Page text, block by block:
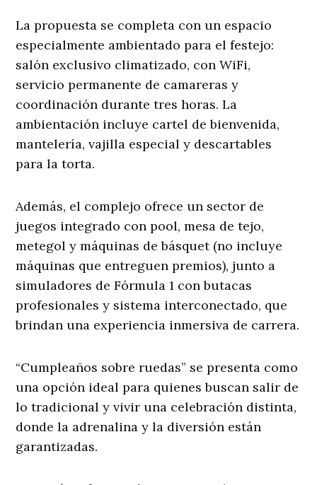
La propuesta se completa con un espacio
especialmente ambientado para el festejo:
salón exclusivo climatizado, con WiFi,
servicio permanente de camareras y
coordinación durante tres horas. La
ambientación incluye cartel de bienvenida,
mantelería, vajilla especial y descartables
para la torta.
Además, el complejo ofrece un sector de
juegos integrado con pool, mesa de tejo,
metegol y máquinas de básquet (no incluye
máquinas que entreguen premios), junto a
simuladores de Fórmula 1 con butacas
profesionales y sistema interconectado, que
brindan una experiencia inmersiva de carrera.
“Cumpleaños sobre ruedas” se presenta como
una opción ideal para quienes buscan salir de
lo tradicional y vivir una celebración distinta,
donde la adrenalina y la diversión están
garantizadas.